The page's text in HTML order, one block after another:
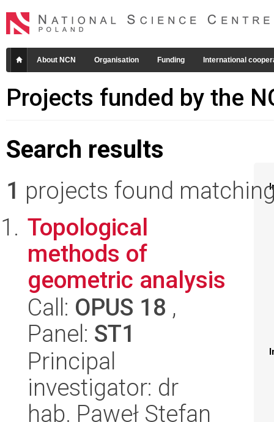
About NCN Organisation Funding International
Projects funded by the
Search results
1 projects found
Topological
methods of
geometric analysis
Call: OPUS 18 ,
Panel: ST1
Principal
investigator: dr
hab. Paweł Stefan